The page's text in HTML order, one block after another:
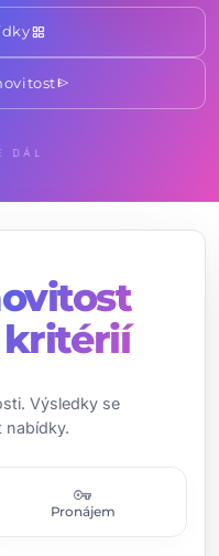
grid_view
send
DÁL
kritérií
Výsledky se
nabídky.
vpn_key
Pronájem